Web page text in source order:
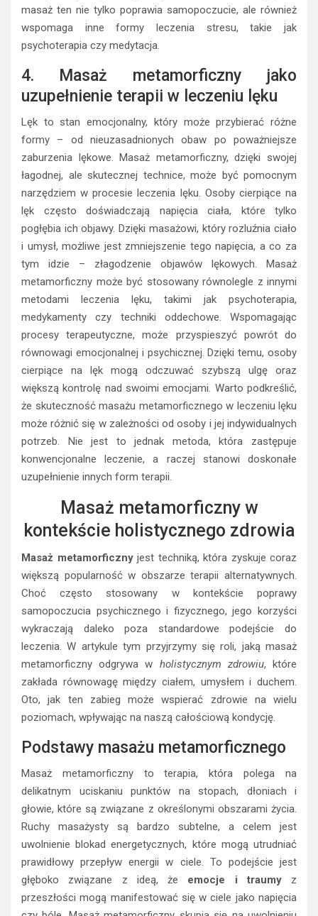
masaż ten nie tylko poprawia samopoczucie, ale również
wspomaga inne formy leczenia stresu, takie jak
psychoterapia czy medytacja.
4. Masaż metamorficzny jako
uzupełnienie terapii w leczeniu lęku
Lęk to stan emocjonalny, który może przybierać różne
formy – od nieuzasadnionych obaw po poważniejsze
zaburzenia lękowe. Masaż metamorficzny, dzięki swojej
łagodnej, ale skutecznej technice, może być pomocnym
narzędziem w procesie leczenia lęku. Osoby cierpiące na
lęk często doświadczają napięcia ciała, które tylko
pogłębia ich objawy. Dzięki masażowi, który rozluźnia ciało
i umysł, możliwe jest zmniejszenie tego napięcia, a co za
tym idzie – złagodzenie objawów lękowych. Masaż
metamorficzny może być stosowany równolegle z innymi
metodami leczenia lęku, takimi jak psychoterapia,
medykamenty czy techniki oddechowe. Wspomagając
procesy terapeutyczne, może przyspieszyć powrót do
równowagi emocjonalnej i psychicznej. Dzięki temu, osoby
cierpiące na lęk mogą odczuwać szybszą ulgę oraz
większą kontrolę nad swoimi emocjami. Warto podkreślić,
że skuteczność masażu metamorficznego w leczeniu lęku
może różnić się w zależności od osoby i jej indywidualnych
potrzeb. Nie jest to jednak metoda, która zastępuje
konwencjonalne leczenie, a raczej stanowi doskonałe
uzupełnienie innych form terapii.
Masaż metamorficzny w
kontekście holistycznego zdrowia
Masaż metamorficznyjest techniką, która zyskuje coraz
większą popularność w obszarze terapii alternatywnych.
Choć często stosowany w kontekście poprawy
samopoczucia psychicznego i fizycznego, jego korzyści
wykraczają daleko poza standardowe podejście do
leczenia. W artykule tym przyjrzymy się roli, jaką masaż
metamorficzny odgrywa w holistycznym zdrowiu, które
zakłada równowagę między ciałem, umysłem i duchem.
Oto, jak ten zabieg może wspierać zdrowie na wielu
poziomach, wpływając na naszą całościową kondycję.
Podstawy masażu metamorficznego
Masaż metamorficzny to terapia, która polega na
delikatnym uciskaniu punktów na stopach, dłoniach i
głowie, które są związane z określonymi obszarami życia.
Ruchy masażysty są bardzo subtelne, a celem jest
uwolnienie blokad energetycznych, które mogą utrudniać
prawidłowy przepływ energii w ciele. To podejście jest
głęboko związane z ideą, że emocje i traumyz
przeszłości mogą manifestować się w ciele jako napięcia